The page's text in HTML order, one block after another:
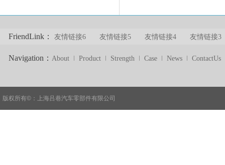
FriendLink： 友情链接6 友情链接5 友情链接4 友情链接3
Navigation： About Product Strength Case News ContactUs
版权所有© ： 上海吕巷汽车零部件有限公司